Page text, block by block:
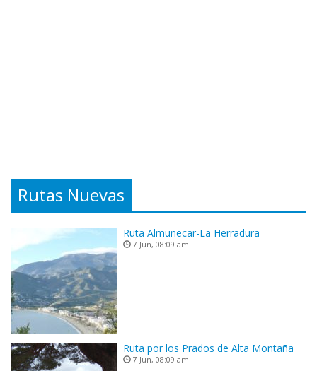
Rutas Nuevas
Ruta Almuñecar-La Herradura
7 Jun, 08:09 am
Ruta por los Prados de Alta Montaña
7 Jun, 08:09 am